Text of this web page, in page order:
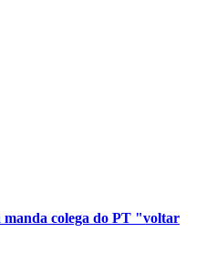
colega do PT "voltar